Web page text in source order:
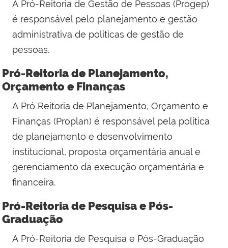
A Pró-Reitoria de Gestão de Pessoas (Progep)
é responsável pelo planejamento e gestão
administrativa de políticas de gestão de
pessoas.
Pró-Reitoria de Planejamento,
Orçamento e Finanças
A Pró Reitoria de Planejamento, Orçamento e
Finanças (Proplan) é responsável pela política
de planejamento e desenvolvimento
institucional, proposta orçamentária anual e
gerenciamento da execução orçamentária e
financeira.
Pró-Reitoria de Pesquisa e Pós-
Graduação
A Pró-Reitoria de Pesquisa e Pós-Graduação